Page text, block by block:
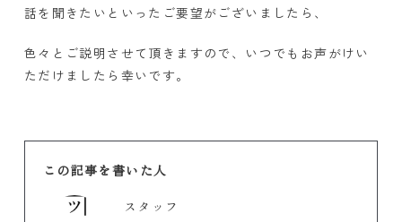
話を聞きたいといったご要望がございましたら、
色々とご説明させて頂きますので、いつでもお声がけい
ただけましたら幸いです。
この記事を書いた人
スタッフ